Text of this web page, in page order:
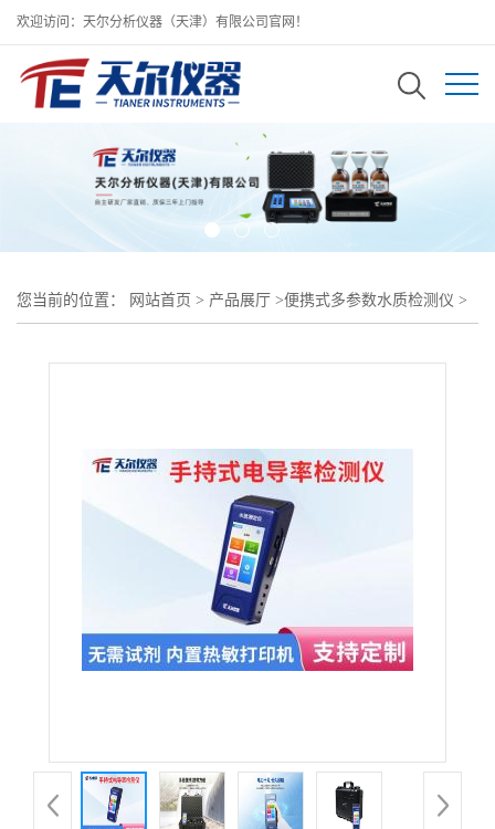
欢迎访问：天尔分析仪器（天津）有限公司官网！
您当前的位置： 网站首页 > 产品展厅 >便携式多参数水质检测仪 >